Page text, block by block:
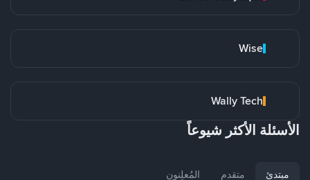
Wise
Wally Tech
الأسئلة الأكثر شيوعاً
مبتدئ متقدم المُعلِنون